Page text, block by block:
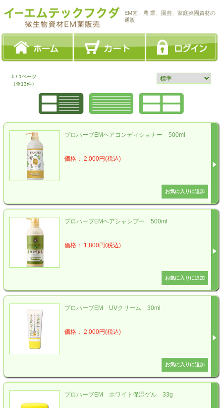
EM菌、農 業、園芸、家庭菜園資材の
通販
1 / 1ページ
（全13件）
プロハーブEMヘアコンディショナー 500ml
価格： 2,000円(税込)
プロハーブEMヘアシャンプー 500ml
価格： 1,800円(税込)
プロハーブEM UVクリーム 30ml
価格： 2,000円(税込)
プロハーブEM ホワイト保湿ゲル 33g